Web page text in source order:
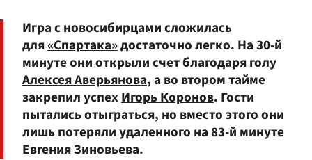
Игра с новосибирцами сложилась
для«Спартака»достаточно легко. На 30-й
минуте они открыли счет благодаря голу
Алексея Аверьянова, а во втором тайме
закрепил успехИгорь Коронов. Гости
пытались отыграться, но вместо этого они
лишь потеряли удаленного на 83-й минуте
Евгения Зиновьева.